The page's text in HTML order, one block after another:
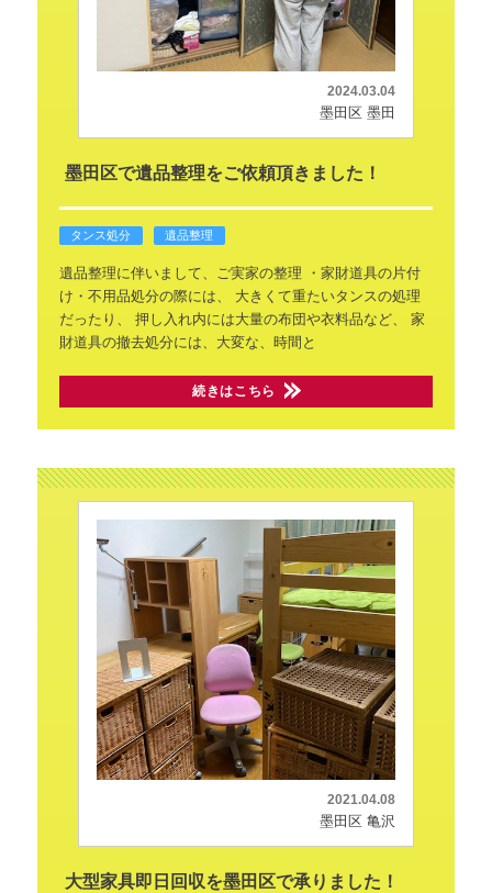
2024.03.04
墨田区 墨田
墨田区で遺品整理をご依頼頂きました！
タンス処分 遺品整理
遺品整理に伴いまして、ご実家の整理 ・家財道具の片付
け・不用品処分の際には、
大きくて重たいタンスの処理
だったり、
押し入れ内には大量の布団や衣料品など、
家
財道具の撤去処分には、大変な、時間と
続きはこちら
2021.04.08
墨田区 亀沢
大型家具即日回収を墨田区で承りました！